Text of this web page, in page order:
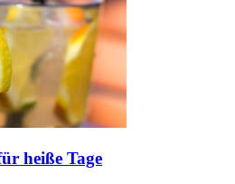
heiße Tage